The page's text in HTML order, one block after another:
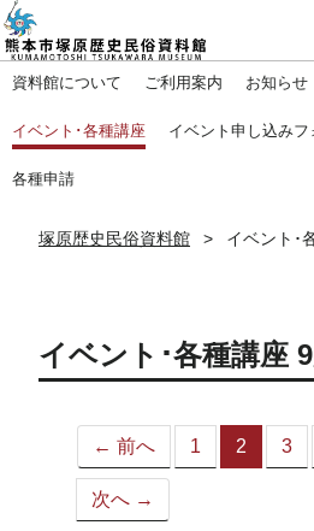
資料館について ご利用案内 お知らせ
イベント･各種講座 イベント申し込みフ
各種申請
塚原歴史民俗資料館 イベント･
イベント･各種講座
← 前へ 1 2
（こ
3
次へ →